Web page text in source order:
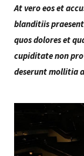
At vero eos et
blanditiis
quos dolores et
cupiditate non
deserunt mollitia